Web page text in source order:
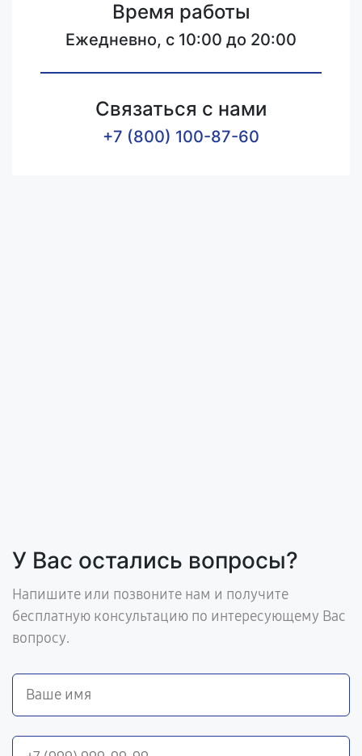
Время работы
Ежедневно, с 10:00 до 20:00
Связаться с нами
+7 (800) 100-87-60
У Вас остались вопросы?
Напишите или позвоните нам и получите
бесплатную консультацию по интересующему Вас
вопросу.